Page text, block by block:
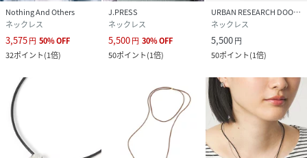
Nothing And Others
ネックレス
3,575円 50%OFF
32ポイント(1倍)
J.PRESS
ネックレス
5,500円 30%OFF
50ポイント(1倍)
URBAN RESEARCH DOORS
ネックレス
5,500円
50ポイント(1倍)